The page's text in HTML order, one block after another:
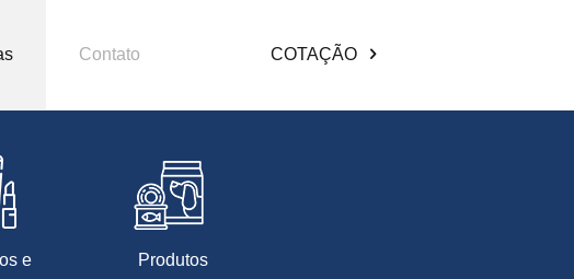
Contato COTAÇÃO
e
Produtos